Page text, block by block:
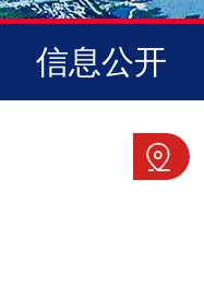
信息公开